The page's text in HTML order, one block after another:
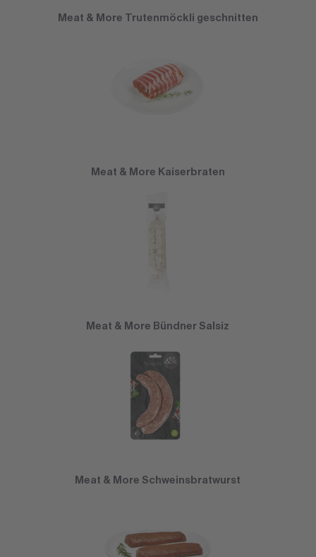
Meat & More Trutenmöckli geschnitten
Meat & More Kaiserbraten
Meat & More Bündner Salsiz
Meat & More Schweinsbratwurst